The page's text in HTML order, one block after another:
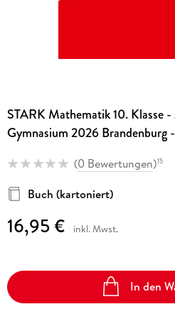
STARK Mathematik 10. Klasse
Gymnasium 2026 Brandenburg
(0 Bewertungen)15
Buch (kartoniert)
16,95 € inkl. Mwst.
In den